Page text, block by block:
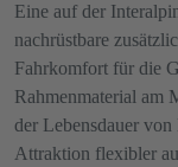
Eine auf der
nachrüstbare
Fahrkomfort für die
Rahmenmaterial am
der Lebensdauer
Attraktion flexibler